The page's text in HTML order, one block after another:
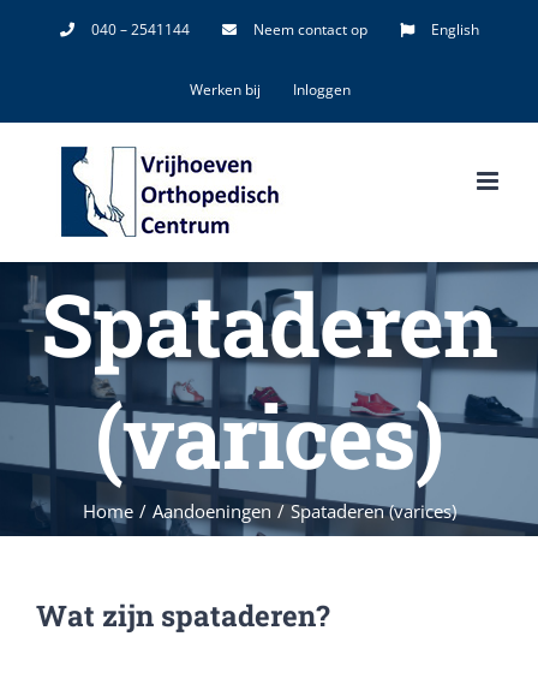
040 – 2541144 Neem contact op English
Werken bij Inloggen
Spataderen
(varices)
Home / Aandoeningen / Spataderen (varices)
Wat zijn spataderen?